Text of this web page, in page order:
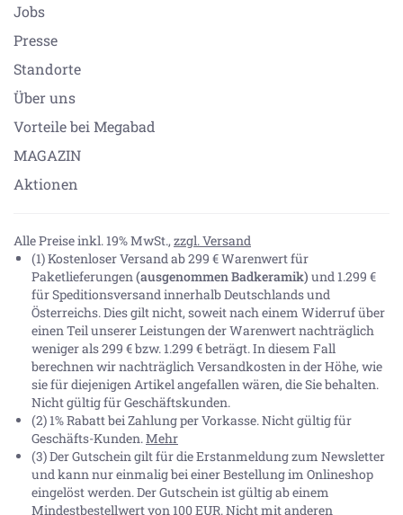
Jobs
Presse
Standorte
Über uns
Vorteile bei Megabad
MAGAZIN
Aktionen
Alle Preise inkl. 19% MwSt., zzgl. Versand
(1) Kostenloser Versand ab 299 € Warenwert für
Paketlieferungen(ausgenommen Badkeramik) und 1.299 €
für Speditionsversand innerhalb Deutschlands und
Österreichs. Dies gilt nicht, soweit nach einem Widerruf über
einen Teil unserer Leistungen der Warenwert nachträglich
weniger als 299 € bzw. 1.299 € beträgt. In diesem Fall
berechnen wir nachträglich Versandkosten in der Höhe, wie
sie für diejenigen Artikel angefallen wären, die Sie behalten.
Nicht gültig für Geschäftskunden.
(2) 1% Rabatt bei Zahlung per Vorkasse. Nicht gültig für
Geschäfts-Kunden.Mehr
(3) Der Gutschein gilt für die Erstanmeldung zum Newsletter
und kann nur einmalig bei einer Bestellung im Onlineshop
eingelöst werden. Der Gutschein ist gültig ab einem
Mindestbestellwert von 100 EUR. Nicht mit anderen